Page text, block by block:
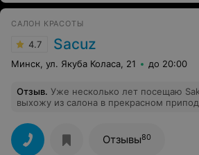
САЛОН КРАСОТЫ
4.7 Sacuz
Минск, ул. Якуба Коласа, 21 до 20:00
Отзыв. Уже несколько лет посещаю
выхожу из салона в прекрасном
мастеру Евгении прежде всего за ее
профессионализм, а также за
доброжелательность и всегда
Отзывы80